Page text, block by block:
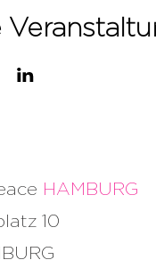
HAMBURG
10